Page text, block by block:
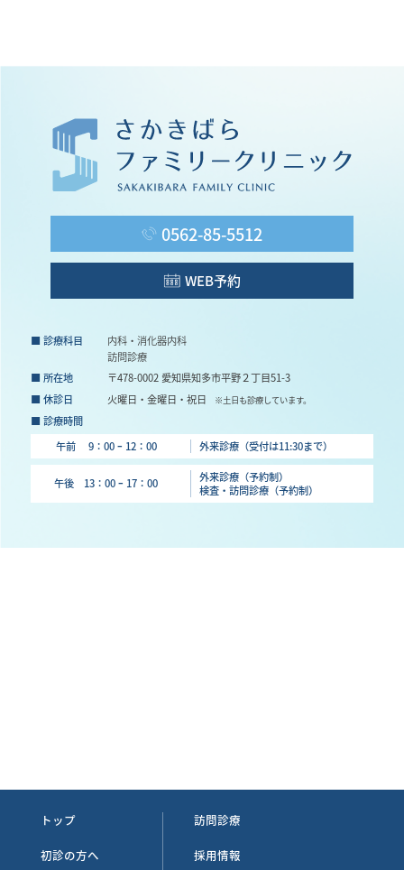
0562-85-5512
WEB予約
■ 診療科目
内科・消化器内科
訪問診療
■ 所在地
〒478-0002 愛知県知多市平野２丁目51-3
■ 休診日 火曜日・金曜日・祝日 ※土日も診療しています。
■ 診療時間
午前 9：00 ｰ 12：00
外来診療（受付は11:30まで）
午後 13：00 ｰ 17：00
外来診療（予約制）
検査・訪問診療（予約制）
トップ
初診の方へ
訪問診療
採用情報